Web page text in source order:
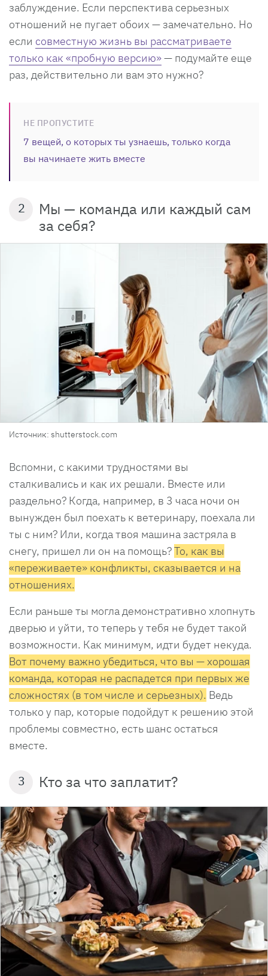
заблуждение. Если перспектива серьезных
отношений не пугает обоих — замечательно. Но
если совместную жизнь вы рассматриваете
только как «пробную версию»— подумайте еще
раз, действительно ли вам это нужно?
НЕ ПРОПУСТИТЕ
7 вещей, о которых ты узнаешь, только когда
вы начинаете жить вместе
2
Мы — команда или каждый сам
за себя?
Источник: shutterstock.com
Вспомни, с какими трудностями вы
сталкивались и как их решали. Вместе или
раздельно? Когда, например, в 3 часа ночи он
вынужден был поехать к ветеринару, поехала ли
ты с ним? Или, когда твоя машина застряла в
снегу, пришел ли он на помощь?То, как вы
«переживаете» конфликты, сказывается и на
отношениях.
Если раньше ты могла демонстративно хлопнуть
дверью и уйти, то теперь у тебя не будет такой
возможности. Как минимум, идти будет некуда.
Вот почему важно убедиться, что вы — хорошая
команда, которая не распадется при первых же
сложностях (в том числе и серьезных). Ведь
только у пар, которые подойдут к решению этой
проблемы совместно, есть шанс остаться
вместе.
3 Кто за что заплатит?